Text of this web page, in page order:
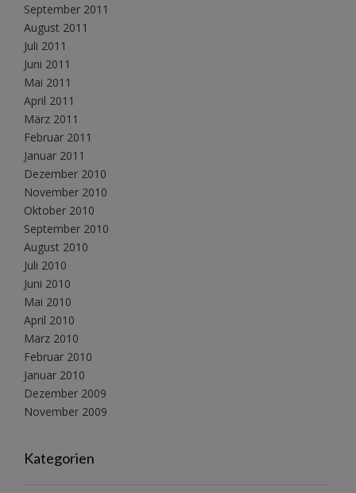
September 2011
August 2011
Juli 2011
Juni 2011
Mai 2011
April 2011
März 2011
Februar 2011
Januar 2011
Dezember 2010
November 2010
Oktober 2010
September 2010
August 2010
Juli 2010
Juni 2010
Mai 2010
April 2010
März 2010
Februar 2010
Januar 2010
Dezember 2009
November 2009
Kategorien